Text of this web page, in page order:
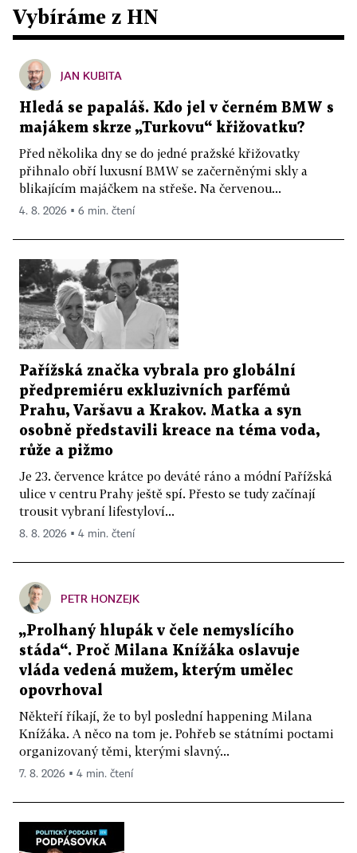
Vybíráme z HN
JAN KUBITA
Hledá se papaláš. Kdo jel v černém BMW s
majákem skrze „Turkovu“ křižovatku?
Před několika dny se do jedné pražské křižovatky
přihnalo obří luxusní BMW se začerněnými skly a
blikajícím majáčkem na střeše. Na červenou...
4. 8. 2026 ▪ 6 min. čtení
Pařížská značka vybrala pro globální
předpremiéru exkluzivních parfémů
Prahu, Varšavu a Krakov. Matka a syn
osobně představili kreace na téma voda,
růže a pižmo
Je 23. července krátce po deváté ráno a módní Pařížská
ulice v centru Prahy ještě spí. Přesto se tudy začínají
trousit vybraní lifestyloví...
8. 8. 2026 ▪ 4 min. čtení
PETR HONZEJK
„Prolhaný hlupák v čele nemyslícího
stáda“. Proč Milana Knížáka oslavuje
vláda vedená mužem, kterým umělec
opovrhoval
Někteří říkají, že to byl poslední happening Milana
Knížáka. A něco na tom je. Pohřeb se státními poctami
organizovaný těmi, kterými slavný...
7. 8. 2026 ▪ 4 min. čtení